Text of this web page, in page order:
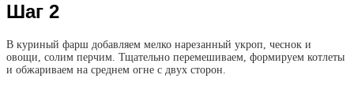
Шаг 2
В куриный фарш добавляем мелко нарезанный укроп, чеснок и
овощи, солим перчим. Тщательно перемешиваем, формируем котлеты
и обжариваем на среднем огне с двух сторон.